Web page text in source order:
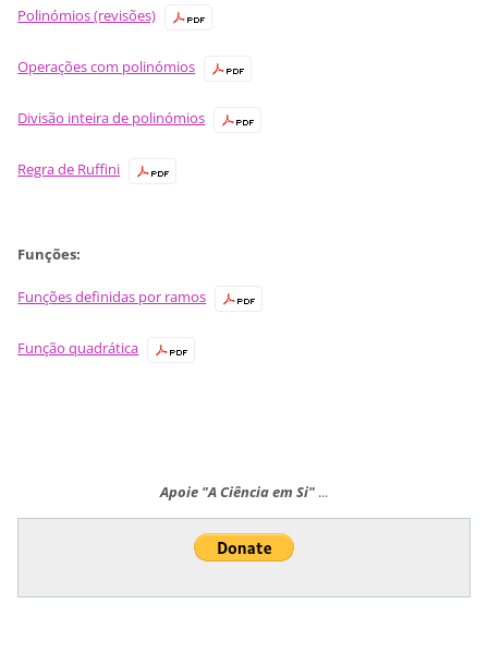
Polinómios (revisões)
Operações com polinómios
Divisão inteira de polinómios
Regra de Ruffini
Funções:
Funções definidas por ramos
Função quadrática
Apoie "A Ciência em Si" ...